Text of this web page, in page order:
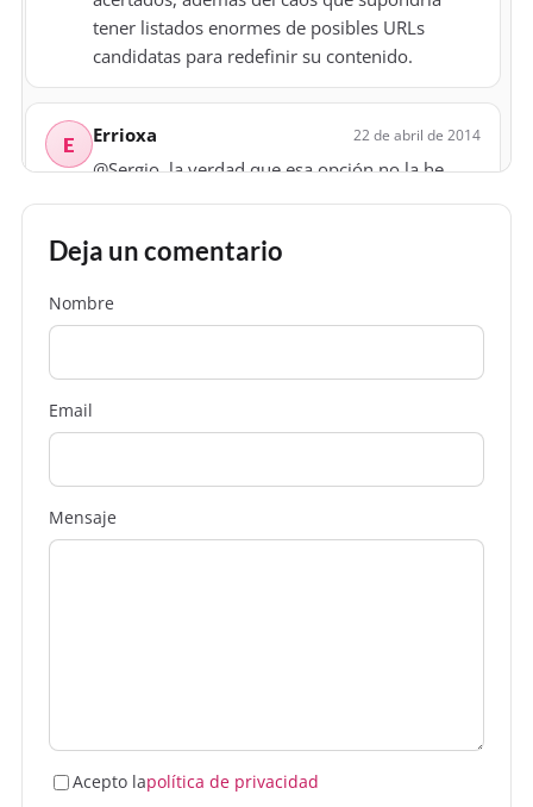
tener listados enormes de posibles URLs
candidatas para redefinir su contenido.
E Errioxa 22 de abril de 2014
@Sergio, la verdad que esa opción no la he
probado nunca, podría ser válida y escalable...
T Txantxez
conseguíamos posicionar siempre la misma
URL cada vez que Coldplay llegara a Madrid,
por ejemplo. Esto lo hicimos porque cada vez
'noindex'. Estoy pensando incluso en volver a
Deja un comentario
Nombre
Email
Mensaje
Acepto lapolítica de privacidad